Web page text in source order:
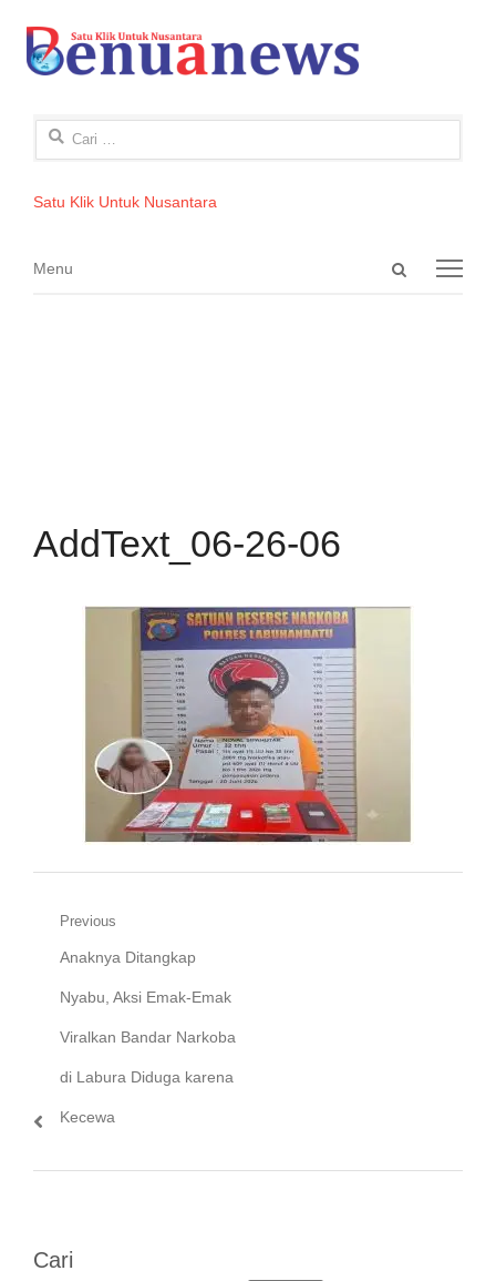
Cari
Satu Klik Untuk Nusantara
Open
Menu
Menu
AddText_06-26-06
Navigasi
pos
Previous
Previous
post:
Anaknya Ditangkap
Nyabu, Aksi Emak-Emak
Viralkan Bandar Narkoba
di Labura Diduga karena
Kecewa
Cari